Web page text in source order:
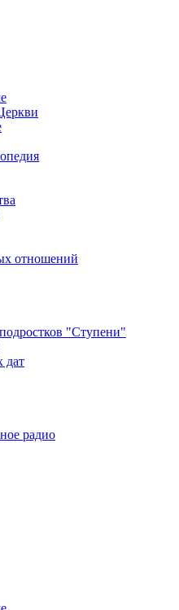
отношений
"Ступени"
дат
радио